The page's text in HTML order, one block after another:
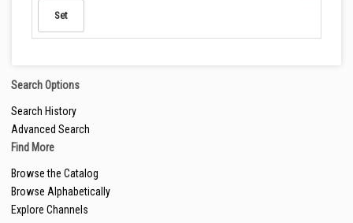
Search Options
Search History
Advanced Search
Find More
Browse the Catalog
Browse Alphabetically
Explore Channels